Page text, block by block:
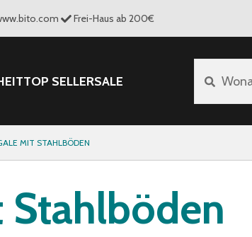
Frei-Haus ab 200€
TOP SELLERSALE
MIT STAHLBÖDEN